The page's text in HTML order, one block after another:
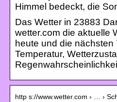
Himmel bedeckt, die
Das Wetter in 23883
wetter.com die aktuelle
heute und die nächsten
Temperatur,
http s://www.wetter.com › … ›